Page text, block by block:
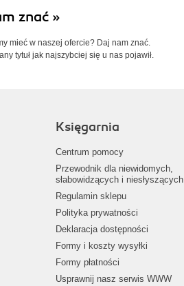
znać »
mieć w naszej ofercie? Daj nam znać.
tytuł jak najszybciej się u nas pojawił.
Księgarnia
Centrum pomocy
Przewodnik dla niewidomych,
słabowidzących i niesłyszących
Regulamin sklepu
Polityka prywatności
Deklaracja dostępności
Formy i koszty wysyłki
Formy płatności
Usprawnij nasz serwis WWW